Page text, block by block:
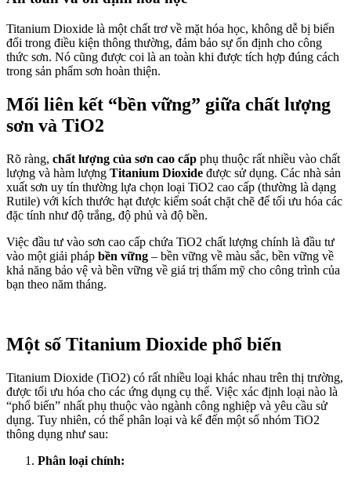
Titanium Dioxide là một chất trơ về mặt hóa học, không dễ bị biến
đổi trong điều kiện thông thường, đảm bảo sự ổn định cho công
thức sơn. Nó cũng được coi là an toàn khi được tích hợp đúng cách
trong sản phẩm sơn hoàn thiện.
Mối liên kết “bền vững” giữa chất lượng
sơn và TiO2
Rõ ràng, chất lượng của sơn cao cấp phụ thuộc rất nhiều vào chất
lượng và hàm lượng Titanium Dioxide được sử dụng. Các nhà sản
xuất sơn uy tín thường lựa chọn loại TiO2 cao cấp (thường là dạng
Rutile) với kích thước hạt được kiểm soát chặt chẽ để tối ưu hóa các
đặc tính như độ trắng, độ phủ và độ bền.
Việc đầu tư vào sơn cao cấp chứa TiO2 chất lượng chính là đầu tư
vào một giải pháp bền vững – bền vững về màu sắc, bền vững về
khả năng bảo vệ và bền vững về giá trị thẩm mỹ cho công trình của
bạn theo năm tháng.
Một số Titanium Dioxide phổ biến
Titanium Dioxide (TiO2) có rất nhiều loại khác nhau trên thị trường,
được tối ưu hóa cho các ứng dụng cụ thể. Việc xác định loại nào là
“phổ biến” nhất phụ thuộc vào ngành công nghiệp và yêu cầu sử
dụng. Tuy nhiên, có thể phân loại và kể đến một số nhóm TiO2
thông dụng như sau:
Phân loại chính: